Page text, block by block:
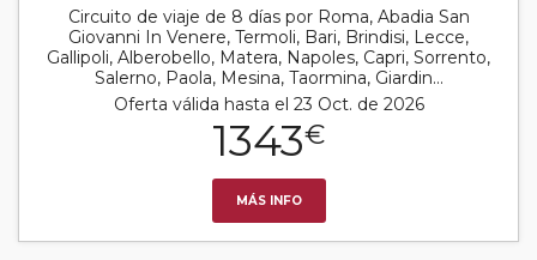
Circuito de viaje de 8 días por Roma, Abadia San
Giovanni In Venere, Termoli, Bari, Brindisi, Lecce,
Gallipoli, Alberobello, Matera, Napoles, Capri, Sorrento,
Salerno, Paola, Mesina, Taormina, Giardin...
Oferta válida hasta el 23 Oct. de 2026
1343€
MÁS INFO